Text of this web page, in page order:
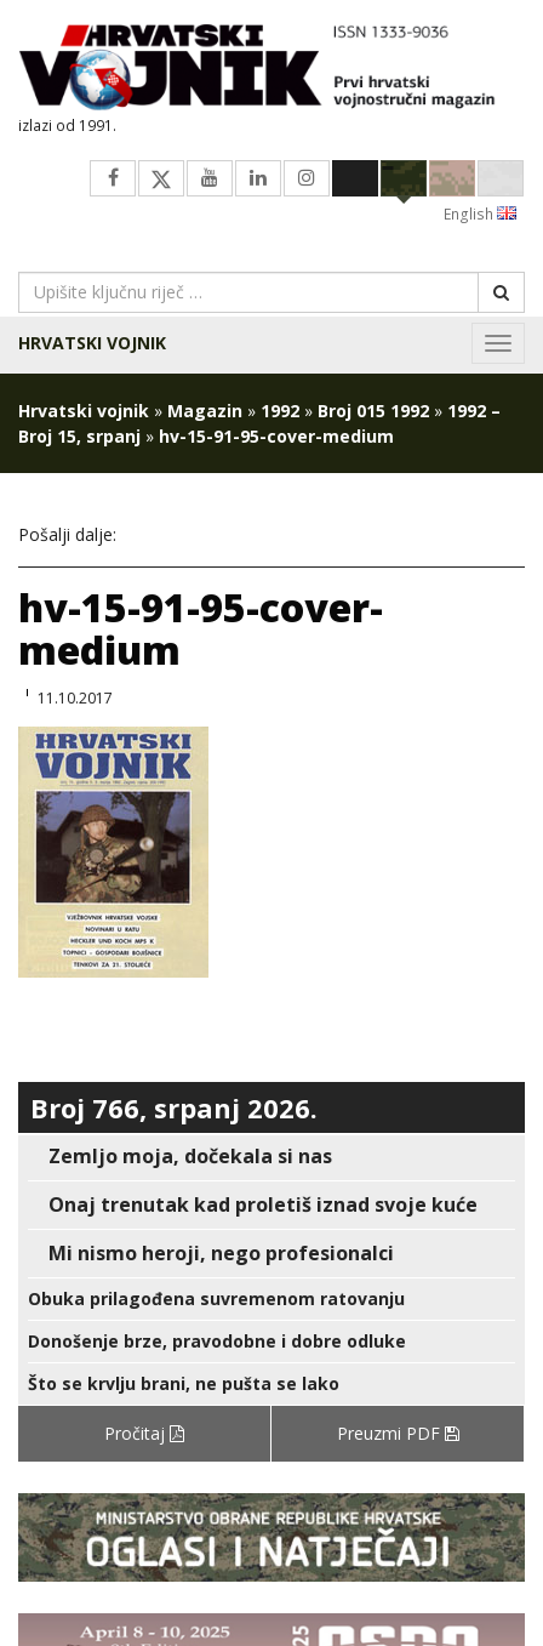
izlazi od 1991.
English
HRVATSKI VOJNIK
Hrvatski vojnik » Magazin » 1992 » Broj 015 1992 » 1992 –
Broj 15, srpanj » hv-15-91-95-cover-medium
Pošalji dalje:
hv-15-91-95-cover-
medium
11.10.2017
Broj 766, srpanj 2026.
Zemljo moja, dočekala si nas
Onaj trenutak kad proletiš iznad svoje kuće
Mi nismo heroji, nego profesionalci
Obuka prilagođena suvremenom ratovanju
Donošenje brze, pravodobne i dobre odluke
Što se krvlju brani, ne pušta se lako
Pročitaj Preuzmi PDF